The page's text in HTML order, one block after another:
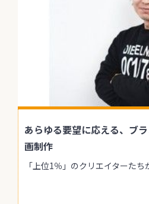
あらゆる要望に応える、ブ
画制作
「上位1％」のクリエイターた